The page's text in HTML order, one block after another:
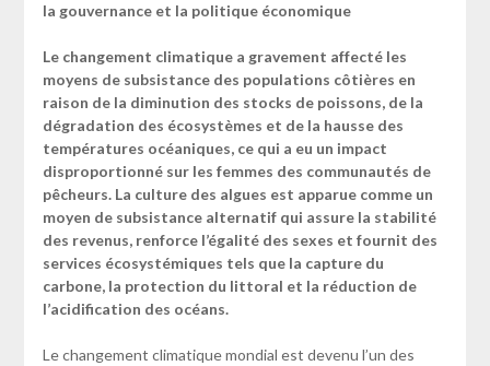
la gouvernance et la politique économique
Le changement climatique a gravement affecté les
moyens de subsistance des populations côtières en
raison de la diminution des stocks de poissons, de la
dégradation des écosystèmes et de la hausse des
températures océaniques, ce qui a eu un impact
disproportionné sur les femmes des communautés de
pêcheurs. La culture des algues est apparue comme un
moyen de subsistance alternatif qui assure la stabilité
des revenus, renforce l’égalité des sexes et fournit des
services écosystémiques tels que la capture du
carbone, la protection du littoral et la réduction de
l’acidification des océans.
Le changement climatique mondial est devenu l’un des